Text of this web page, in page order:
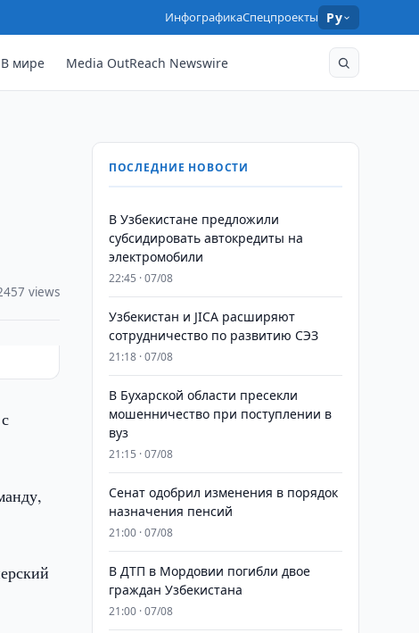
ИнфографикаСпецпроекты Ру
В мире Media OutReach Newswire
views
ПОСЛЕДНИЕ НОВОСТИ
В Узбекистане предложили
субсидировать автокредиты на
электромобили
22:45 · 07/08
Узбекистан и JICA расширяют
сотрудничество по развитию СЭЗ
21:18 · 07/08
В Бухарской области пресекли
мошенничество при поступлении в
вуз
21:15 · 07/08
Сенат одобрил изменения в порядок
назначения пенсий
21:00 · 07/08
В ДТП в Мордовии погибли двое
граждан Узбекистана
21:00 · 07/08